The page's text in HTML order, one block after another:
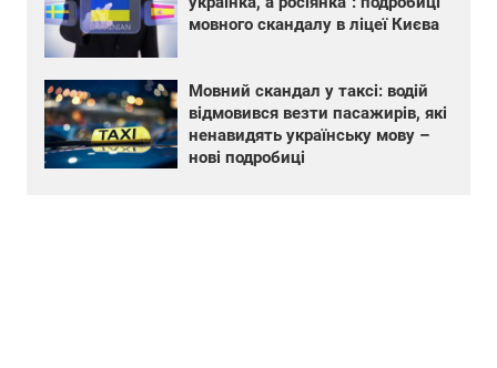
мовного скандалу в ліцеї Києва
Мовний скандал у таксі: водій
відмовився везти пасажирів, які
ненавидять українську мову –
нові подробиці